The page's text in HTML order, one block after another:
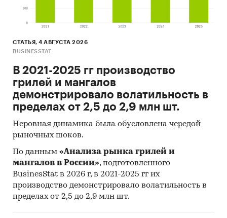
Стройматериалы
Промышленность
Промышленность
... / Стройматериалы
Гипсокартон
Строительство и недвижимость / ... /
Стройматериалы /
Гипсокартон
СТАТЬЯ, 4 АВГУСТА 2026
BUSINESSTAT
В 2021-2025 гг производство
грилей и мангалов
демонстрировало волатильность в
пределах от 2,5 до 2,9 млн шт.
Неровная динамика была обусловлена чередой
рыночных шоков.
По данным «Анализа рынка грилей и
мангалов в России», подготовленного
BusinesStat в 2026 г, в 2021-2025 гг их
производство демонстрировало волатильность в
пределах от 2,5 до 2,9 млн шт.